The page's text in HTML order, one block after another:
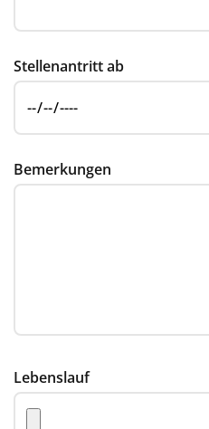
Stellenantritt ab
Bemerkungen
Lebenslauf